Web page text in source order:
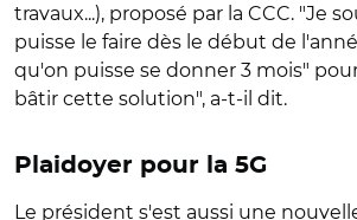
travaux...), proposé par la CCC. "Je
puisse le faire dès le début de
qu'on puisse se donner 3 mois"
bâtir cette solution", a-t-il dit.
Plaidoyer pour la 5G
Le président s'est aussi une